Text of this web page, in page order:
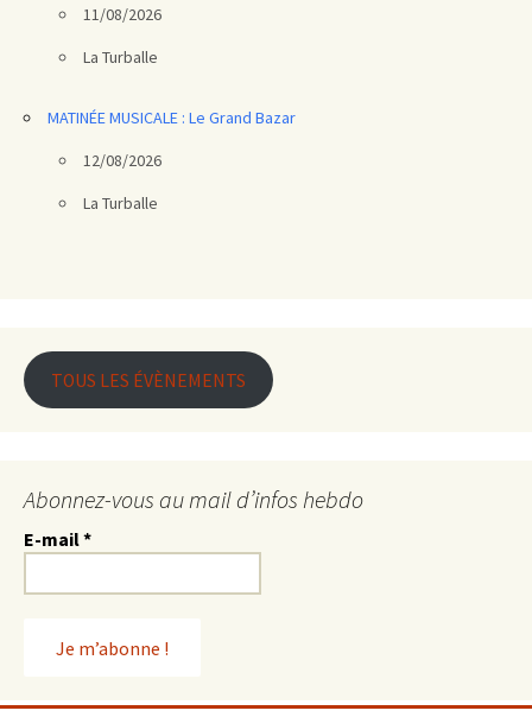
11/08/2026
La Turballe
MATINÉE MUSICALE : Le Grand Bazar
12/08/2026
La Turballe
TOUS LES ÉVÈNEMENTS
Abonnez-vous au mail d’infos hebdo
E-mail*